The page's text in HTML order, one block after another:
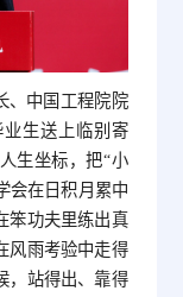
、中国工程院院
生送上临别寄
生坐标，把“小
会在日积月累中
笨功夫里练出真
风雨考验中走得
，站得出、靠得